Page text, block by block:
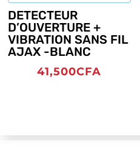
DETECTEUR
D’OUVERTURE +
VIBRATION SANS FIL
AJAX -BLANC
41,500CFA